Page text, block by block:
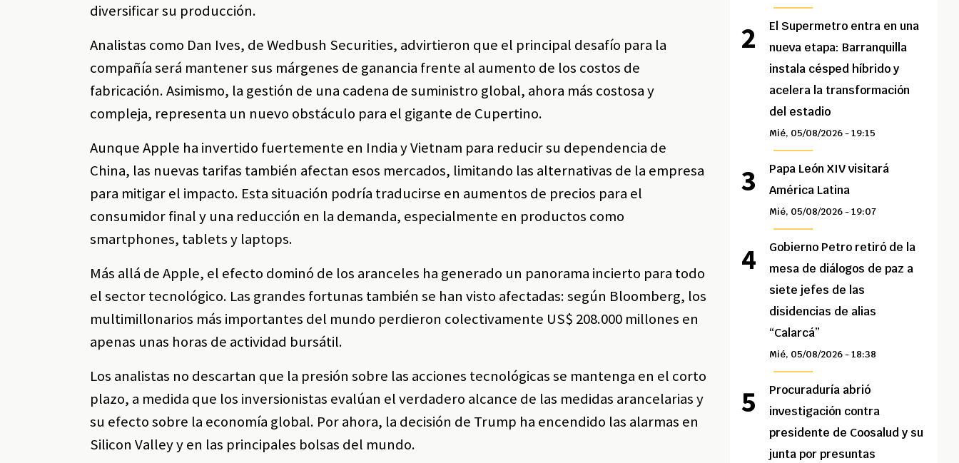
diversificar su producción.
Analistas como Dan Ives, de Wedbush Securities, advirtieron que el principal desafío para la
compañía será mantener sus márgenes de ganancia frente al aumento de los costos de
fabricación. Asimismo, la gestión de una cadena de suministro global, ahora más costosa y
compleja, representa un nuevo obstáculo para el gigante de Cupertino.
Aunque Apple ha invertido fuertemente en India y Vietnam para reducir su dependencia de
China, las nuevas tarifas también afectan esos mercados, limitando las alternativas de la empresa
para mitigar el impacto. Esta situación podría traducirse en aumentos de precios para el
consumidor final y una reducción en la demanda, especialmente en productos como
smartphones, tablets y laptops.
Más allá de Apple, el efecto dominó de los aranceles ha generado un panorama incierto para todo
el sector tecnológico. Las grandes fortunas también se han visto afectadas: según Bloomberg, los
multimillonarios más importantes del mundo perdieron colectivamente US$ 208.000 millones en
apenas unas horas de actividad bursátil.
Los analistas no descartan que la presión sobre las acciones tecnológicas se mantenga en el corto
plazo, a medida que los inversionistas evalúan el verdadero alcance de las medidas arancelarias y
su efecto sobre la economía global. Por ahora, la decisión de Trump ha encendido las alarmas en
Silicon Valley y en las principales bolsas del mundo.
El Supermetro entra en una
nueva etapa: Barranquilla
instala césped híbrido y
acelera la transformación
del estadio
Mié, 05/08/2026 - 19:15
Papa León XIV visitará
América Latina
Mié, 05/08/2026 - 19:07
Gobierno Petro retiró de la
mesa de diálogos de paz a
siete jefes de las
disidencias de alias
“Calarcá”
Mié, 05/08/2026 - 18:38
Procuraduría abrió
investigación contra
presidente de Coosalud y su
junta por presuntas